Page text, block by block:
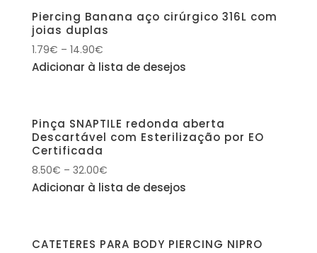
Piercing Banana aço cirúrgico 316L com
joias duplas
1.79€ – 14.90€
Adicionar à lista de desejos
Pinça SNAPTILE redonda aberta
Descartável com Esterilização por EO
Certificada
8.50€ – 32.00€
Adicionar à lista de desejos
CATETERES PARA BODY PIERCING NIPRO